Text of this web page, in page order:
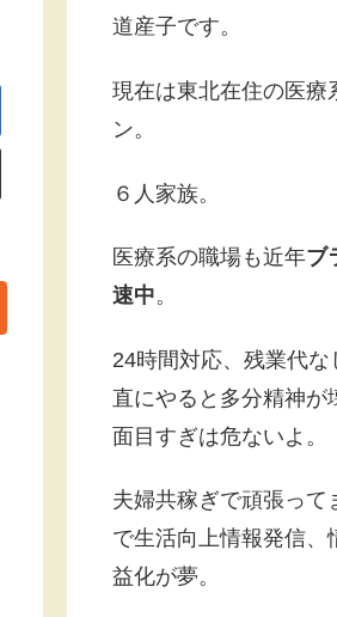
道産子です。
現在は東北在住の医療
ン。
６人家族。
医療系の職場も近年ブ
速中。
24時間対応、残業代な
直にやると多分精神が
面目すぎは危ないよ。
夫婦共稼ぎで頑張って
で生活向上情報発信、
益化が夢。